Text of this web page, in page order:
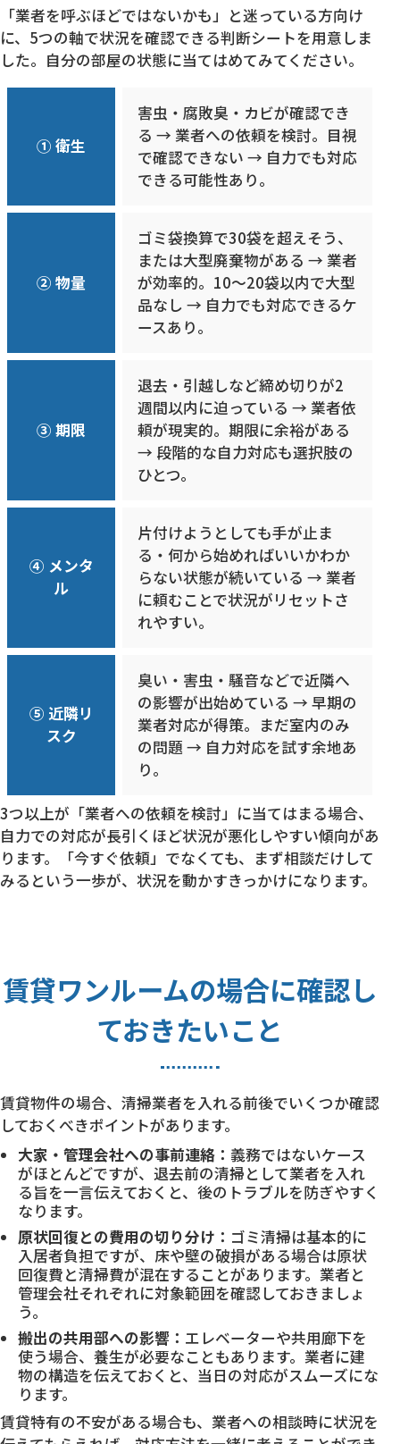
「業者を呼ぶほどではないかも」と迷っている方向け
に、5つの軸で状況を確認できる判断シートを用意しま
した。自分の部屋の状態に当てはめてみてください。
① 衛生
害虫・腐敗臭・カビが確認でき
る → 業者への依頼を検討。目視
で確認できない → 自力でも対応
できる可能性あり。
② 物量
ゴミ袋換算で30袋を超えそう、
または大型廃棄物がある → 業者
が効率的。10〜20袋以内で大型
品なし → 自力でも対応できるケ
ースあり。
③ 期限
退去・引越しなど締め切りが2
週間以内に迫っている → 業者依
頼が現実的。期限に余裕がある
→ 段階的な自力対応も選択肢の
ひとつ。
④ メンタ
ル
片付けようとしても手が止ま
る・何から始めればいいかわか
らない状態が続いている → 業者
に頼むことで状況がリセットさ
れやすい。
⑤ 近隣リ
スク
臭い・害虫・騒音などで近隣へ
の影響が出始めている → 早期の
業者対応が得策。まだ室内のみ
の問題 → 自力対応を試す余地あ
り。
3つ以上が「業者への依頼を検討」に当てはまる場合、
自力での対応が長引くほど状況が悪化しやすい傾向があ
ります。「今すぐ依頼」でなくても、まず相談だけして
みるという一歩が、状況を動かすきっかけになります。
賃貸ワンルームの場合に確認し
ておきたいこと
賃貸物件の場合、清掃業者を入れる前後でいくつか確認
しておくべきポイントがあります。
大家・管理会社への事前連絡： 義務ではないケース
がほとんどですが、退去前の清掃として業者を入れ
る旨を一言伝えておくと、後のトラブルを防ぎやすく
なります。
原状回復との費用の切り分け： ゴミ清掃は基本的に
入居者負担ですが、床や壁の破損がある場合は原状
回復費と清掃費が混在することがあります。業者と
管理会社それぞれに対象範囲を確認しておきましょ
う。
搬出の共用部への影響： エレベーターや共用廊下を
使う場合、養生が必要なこともあります。業者に建
物の構造を伝えておくと、当日の対応がスムーズにな
ります。
賃貸特有の不安がある場合も、業者への相談時に状況を